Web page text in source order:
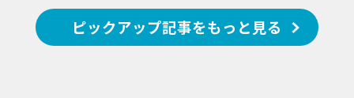
ピックアップ記事をもっと見る